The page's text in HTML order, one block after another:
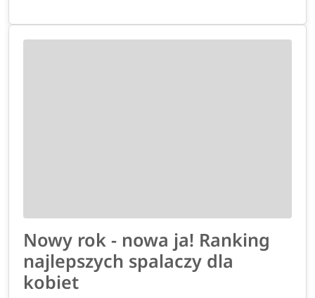
Nowy rok - nowa ja! Ranking
najlepszych spalaczy dla
kobiet